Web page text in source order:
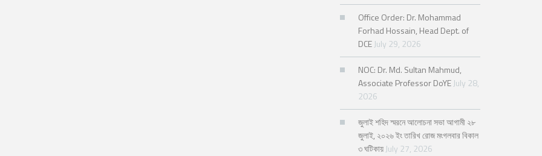
Office Order: Dr. Mohammad
Forhad Hossain, Head Dept. of
DCE July 29, 2026
NOC: Dr. Md. Sultan Mahmud,
Associate Professor DoYE July 28,
2026
জুলাই শহিদ স্মরনে আলোচনা সভা আগামী ২৮
জুলাই, ২০২৬ ইং তারিখ রোজ মংগলবার বিকাল
৩ ঘটিকায় July 27, 2026